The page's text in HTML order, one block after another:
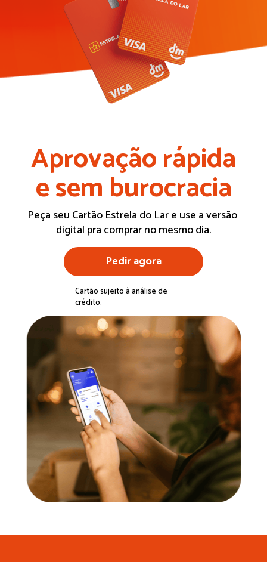
Aprovação rápida
e sem burocracia
Peça seu Cartão Estrela do Lar e use a versão
digital pra comprar no mesmo dia.
Pedir agora
Cartão sujeito à análise de
crédito.